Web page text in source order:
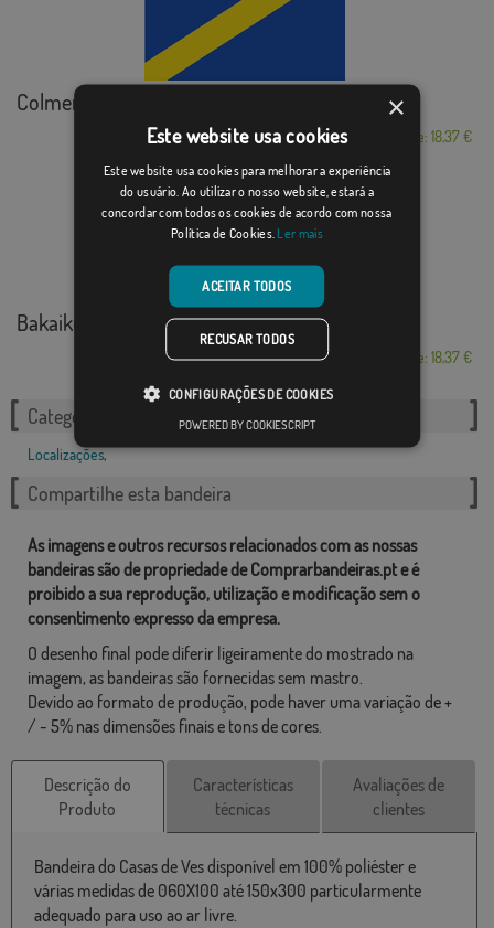
Colmenar de Oreja
Desde: 18,37 €
Bakaiku
Desde: 18,37 €
Categorias relacionadas:
Localizações,
Compartilhe esta bandeira
As imagens e outros recursos relacionados com as nossas
bandeiras são de propriedade de Comprarbandeiras.pt e é
proibido a sua reprodução, utilização e modificação sem o
consentimento expresso da empresa.
O desenho final pode diferir ligeiramente do mostrado na
imagem, as bandeiras são fornecidas sem mastro.
Devido ao formato de produção, pode haver uma variação de +
/ - 5% nas dimensões finais e tons de cores.
Descrição do
Produto
Características
técnicas
Avaliações de
clientes
Bandeira do Casas de Ves disponível em 100% poliéster e
várias medidas de 060X100 até 150x300 particularmente
adequado para uso ao ar livre.
×
Este website usa cookies
Este website usa cookies para melhorar a experiência
do usuário. Ao utilizar o nosso website, estará a
concordar com todos os cookies de acordo com nossa
Política de Cookies. Ler mais
ACEITAR TODOS
RECUSAR TODOS
CONFIGURAÇÕES DE COOKIES
POWERED BY COOKIESCRIPT